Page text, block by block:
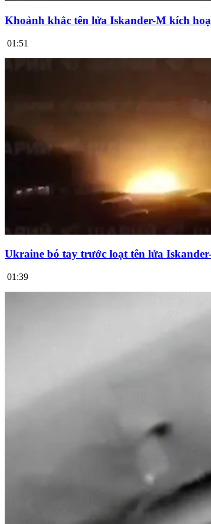
Khoảnh khắc tên lửa Iskander-M kích
01:51
Ukraine bó tay trước loạt tên lửa
01:39